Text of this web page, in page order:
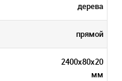
дерева
прямой
2400х80х20
мм